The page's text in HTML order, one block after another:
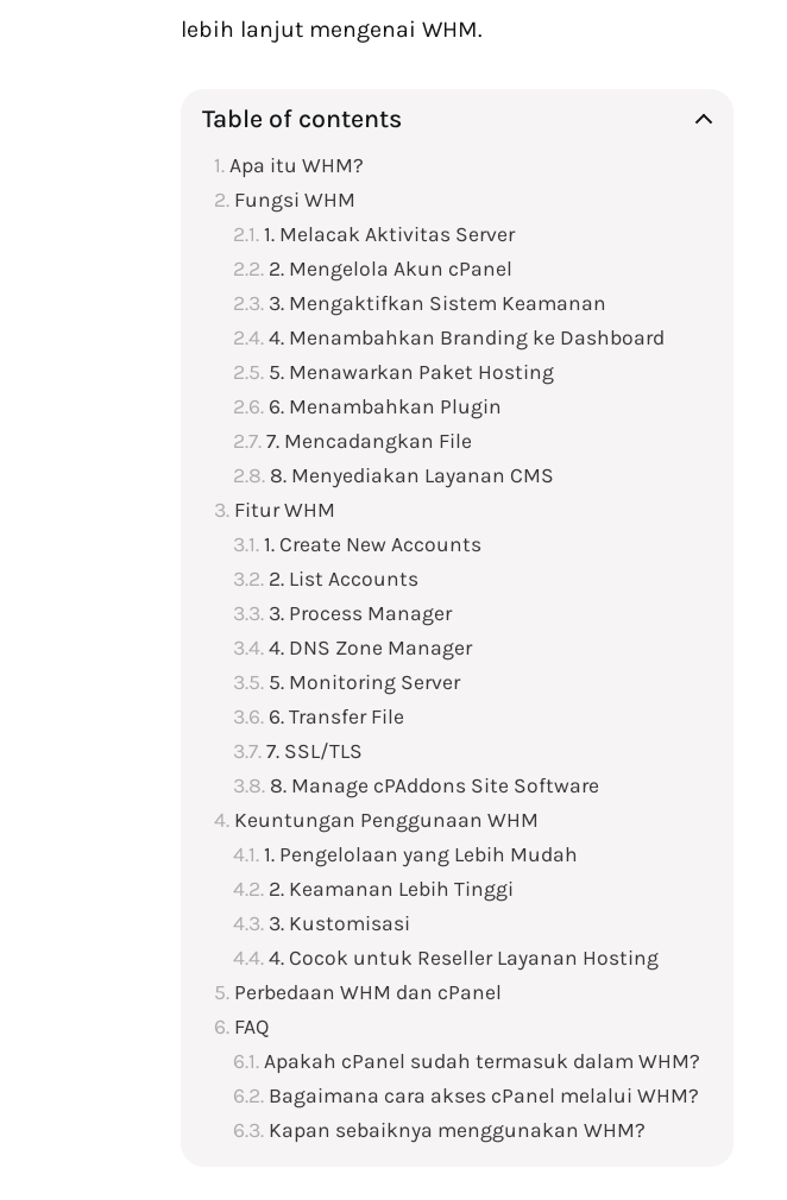
lebih lanjut mengenai WHM.
Table of contents
Apa itu WHM?
Fungsi WHM
1. Melacak Aktivitas Server
2. Mengelola Akun cPanel
3. Mengaktifkan Sistem Keamanan
4. Menambahkan Branding ke Dashboard
5. Menawarkan Paket Hosting
6. Menambahkan Plugin
7. Mencadangkan File
8. Menyediakan Layanan CMS
Fitur WHM
1. Create New Accounts
2. List Accounts
3. Process Manager
4. DNS Zone Manager
5. Monitoring Server
6. Transfer File
7. SSL/TLS
8. Manage cPAddons Site Software
Keuntungan Penggunaan WHM
1. Pengelolaan yang Lebih Mudah
2. Keamanan Lebih Tinggi
3. Kustomisasi
4. Cocok untuk Reseller Layanan Hosting
Perbedaan WHM dan cPanel
FAQ
Apakah cPanel sudah termasuk dalam WHM?
Bagaimana cara akses cPanel melalui WHM?
Kapan sebaiknya menggunakan WHM?